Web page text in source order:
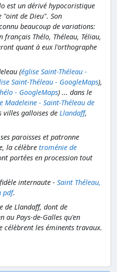
est un dérivé hypocoristique
"oint de Dieu". Son
beaucoup de variations:
Thélo, Théleau, Téliau,
quant à eux l'orthographe
(église Saint-Théleau -
Saint-Théleau - GoogleMaps),
- GoogleMaps) ... dans le
Madeleine - Saint-Théleau de
villes galloises de Llandaff,
paroisses et patronne
la célèbre troménie de
portées en procession tout
internaute - Saint Théleau,
pdf.
de Llandaff, dont de
au Pays-de-Galles qu'en
célèbrent les éminents travaux.